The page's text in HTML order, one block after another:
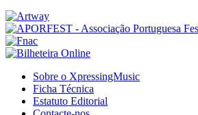
Sobre o XpressingMusic
Ficha Técnica
Estatuto Editorial